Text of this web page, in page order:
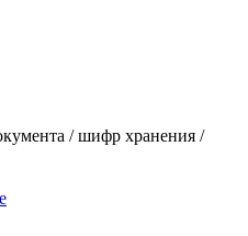
/ шифр хранения /